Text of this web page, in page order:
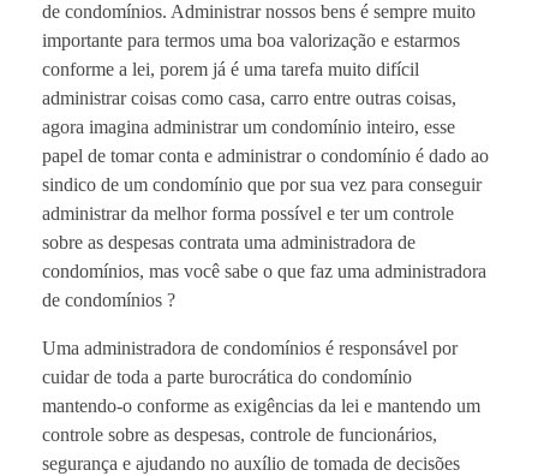
de condomínios. Administrar nossos bens é sempre muito
importante para termos uma boa valorização e estarmos
conforme a lei, porem já é uma tarefa muito difícil
administrar coisas como casa, carro entre outras coisas,
agora imagina administrar um condomínio inteiro, esse
papel de tomar conta e administrar o condomínio é dado ao
sindico de um condomínio que por sua vez para conseguir
administrar da melhor forma possível e ter um controle
sobre as despesas contrata uma administradora de
condomínios, mas você sabe o que faz uma administradora
de condomínios ?
Uma administradora de condomínios é responsável por
cuidar de toda a parte burocrática do condomínio
mantendo-o conforme as exigências da lei e mantendo um
controle sobre as despesas, controle de funcionários,
segurança e ajudando no auxílio de tomada de decisões